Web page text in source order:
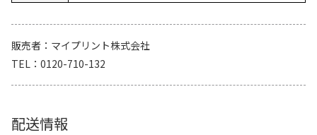
販売者
マイプリント株式会社
TEL
0120-710-132
配送情報